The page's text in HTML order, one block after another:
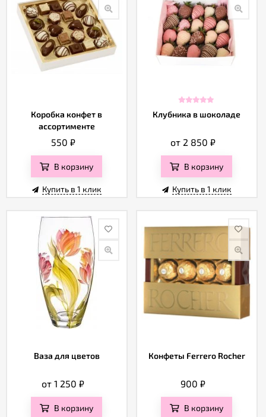
Коробка конфет в
ассортименте
550 ₽
В корзину
Купить в 1 клик
Клубника в шоколаде
от 2 850₽
В корзину
Купить в 1 клик
Ваза для цветов
от 1 250₽
В корзину
Конфеты Ferrero Rocher
900₽
В корзину